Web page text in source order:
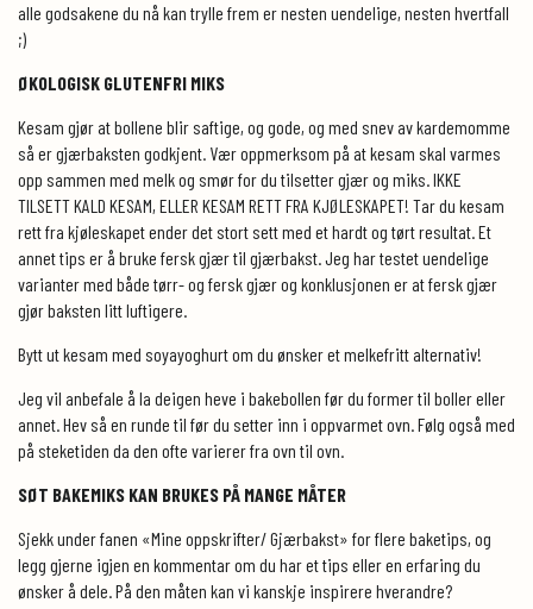
alle godsakene du nå kan trylle frem er nesten uendelige, nesten hvertfall
;)
ØKOLOGISK GLUTENFRI MIKS
Kesam gjør at bollene blir saftige, og gode, og med snev av kardemomme
så er gjærbaksten godkjent. Vær oppmerksom på at kesam skal varmes
opp sammen med melk og smør for du tilsetter gjær og miks. IKKE
TILSETT KALD KESAM, ELLER KESAM RETT FRA KJØLESKAPET! Tar du kesam
rett fra kjøleskapet ender det stort sett med et hardt og tørt resultat. Et
annet tips er å bruke fersk gjær til gjærbakst. Jeg har testet uendelige
varianter med både tørr- og fersk gjær og konklusjonen er at fersk gjær
gjør baksten litt luftigere.
Bytt ut kesam med soyayoghurt om du ønsker et melkefritt alternativ!
Jeg vil anbefale å la deigen heve i bakebollen før du former til boller eller
annet. Hev så en runde til før du setter inn i oppvarmet ovn. Følg også med
på steketiden da den ofte varierer fra ovn til ovn.
SØT BAKEMIKS KAN BRUKES PÅ MANGE MÅTER
Sjekk under fanen «Mine oppskrifter/ Gjærbakst» for flere baketips, og
legg gjerne igjen en kommentar om du har et tips eller en erfaring du
ønsker å dele. På den måten kan vi kanskje inspirere hverandre?